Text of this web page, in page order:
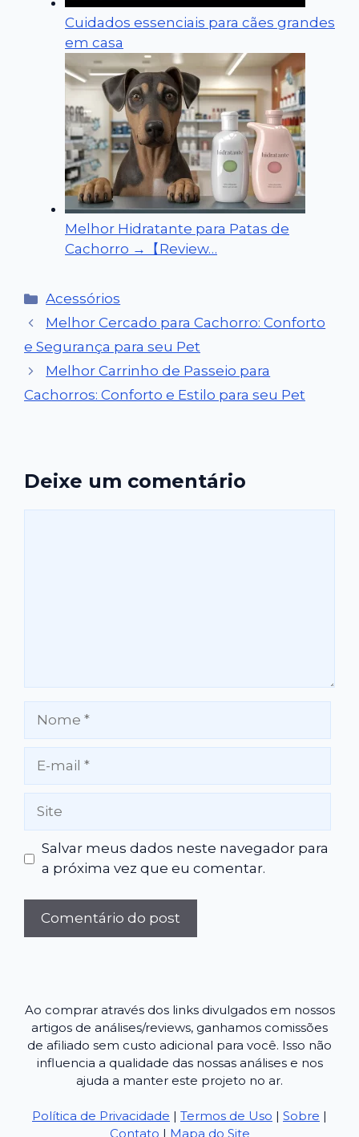
Cuidados essenciais para cães grandes
em casa
Melhor Hidratante para Patas de
Cachorro →【Review…
Categorias
Acessórios
Melhor Cercado para Cachorro: Conforto
e Segurança para seu Pet
Melhor Carrinho de Passeio para
Cachorros: Conforto e Estilo para seu Pet
Deixe um comentário
Site
Salvar meus dados neste navegador para
a próxima vez que eu comentar.
Ao comprar através dos links divulgados em nossos
artigos de análises/reviews, ganhamos comissões
de afiliado sem custo adicional para você. Isso não
influencia a qualidade das nossas análises e nos
ajuda a manter este projeto no ar.
Política de Privacidade | Termos de Uso | Sobre |
Contato | Mapa do Site